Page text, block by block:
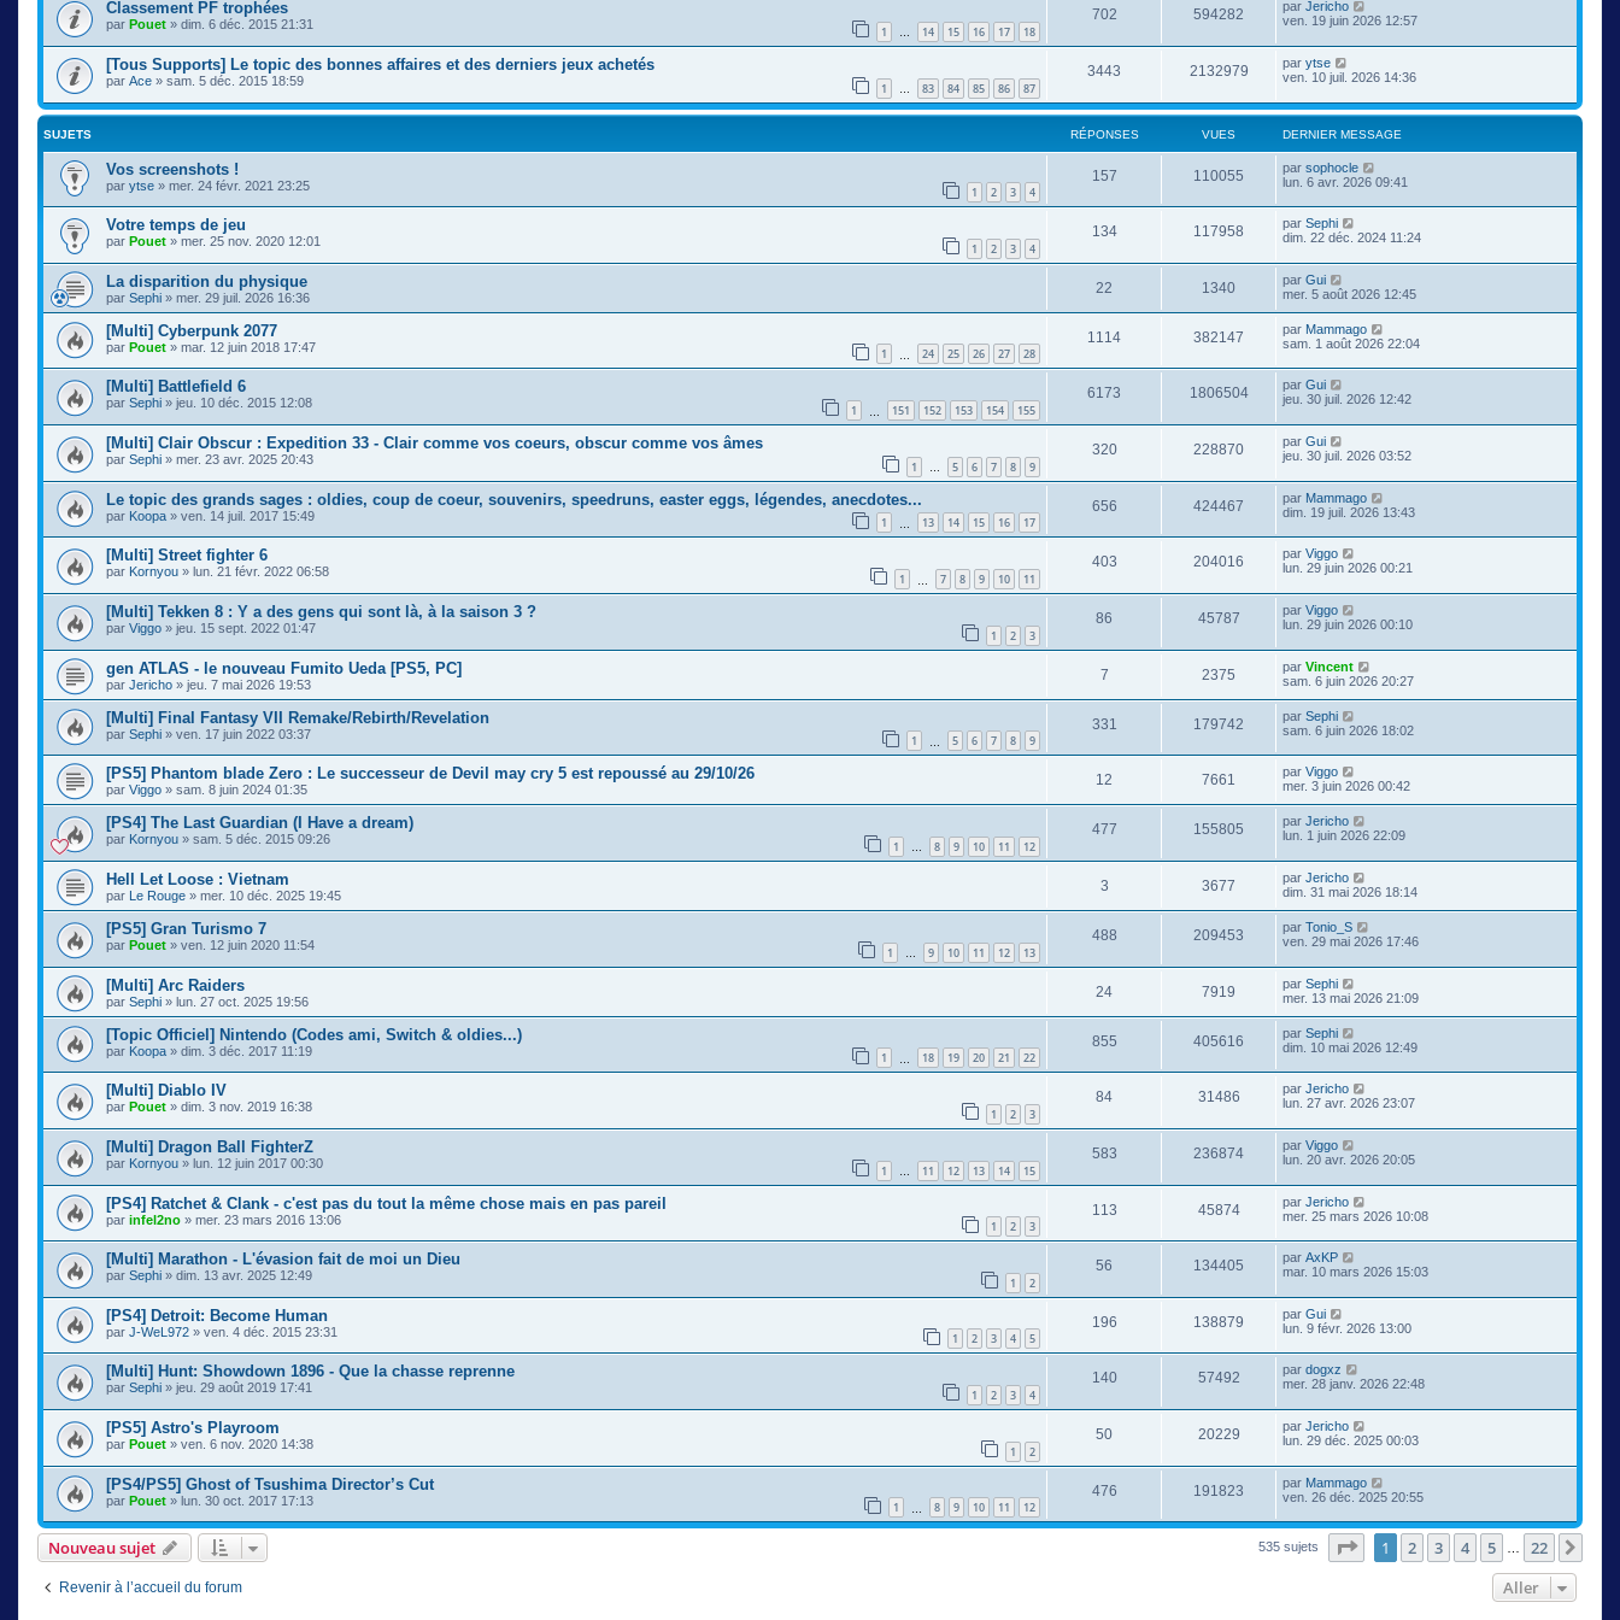
Classement PF trophées
par Pouet » dim. 6 déc. 2015 21:31 1 … 14 15 16 17 18
702 594282 par Jericho
ven. 19 juin 2026 12:57
[Tous Supports] Le topic des bonnes affaires et des derniers jeux achetés
par Ace » sam. 5 déc. 2015 18:59 1 … 83 84 85 86 87
3443 2132979 par ytse
ven. 10 juil. 2026 14:36
SUJETS RÉPONSES VUES DERNIER MESSAGE
Vos screenshots !
par ytse » mer. 24 févr. 2021 23:25 1 2 3 4
157 110055 par sophocle
lun. 6 avr. 2026 09:41
Votre temps de jeu
par Pouet » mer. 25 nov. 2020 12:01 1 2 3 4
134 117958 par Sephi
dim. 22 déc. 2024 11:24
La disparition du physique
par Sephi » mer. 29 juil. 2026 16:36
22 1340 par Gui
mer. 5 août 2026 12:45
[Multi] Cyberpunk 2077
par Pouet » mar. 12 juin 2018 17:47 1 24 25 26 27 28
1114 382147 par Mammago
sam. 1 août 2026 22:04
[Multi] Battlefield 6
par Sephi » jeu. 10 déc. 2015 12:08 1 151 152 153 154 155
6173 1806504 par Gui
jeu. 30 juil. 2026 12:42
[Multi] Clair Obscur : Expedition 33 - Clair comme vos coeurs, obscur comme vos âmes
par Sephi » mer. 23 avr. 2025 20:43 1 … 5 6 7 8 9
320 228870 par Gui
jeu. 30 juil. 2026 03:52
Le topic des grands sages : oldies, coup de coeur, souvenirs, speedruns, easter eggs, légendes, anecdotes...
par Koopa » ven. 14 juil. 2017 15:49 1 13 14 15 16 17
656 424467 par Mammago
dim. 19 juil. 2026 13:43
[Multi] Street fighter 6
par Kornyou » lun. 21 févr. 2022 06:58 1 7 8 9 10 11
403 204016 par Viggo
lun. 29 juin 2026 00:21
[Multi] Tekken 8 : Y a des gens qui sont là, à la saison 3 ?
par Viggo » jeu. 15 sept. 2022 01:47 1 2 3
86 45787 par Viggo
lun. 29 juin 2026 00:10
gen ATLAS - le nouveau Fumito Ueda [PS5, PC]
par Jericho » jeu. 7 mai 2026 19:53
7 2375 par Vincent
sam. 6 juin 2026 20:27
[Multi] Final Fantasy VII Remake/Rebirth/Revelation
par Sephi » ven. 17 juin 2022 03:37 1 5 6 7 8 9
331 179742 par Sephi
sam. 6 juin 2026 18:02
[PS5] Phantom blade Zero : Le successeur de Devil may cry 5 est repoussé au 29/10/26
par Viggo » sam. 8 juin 2024 01:35
12 7661 par Viggo
mer. 3 juin 2026 00:42
[PS4] The Last Guardian (I Have a dream)
par Kornyou » sam. 5 déc. 2015 09:26 1 … 8 9 10 11 12
477 155805 par Jericho
lun. 1 juin 2026 22:09
Hell Let Loose : Vietnam
par Le Rouge » mer. 10 déc. 2025 19:45
3 3677 par Jericho
dim. 31 mai 2026 18:14
[PS5] Gran Turismo 7
par Pouet » ven. 12 juin 2020 11:54 1 … 9 10 11 12 13
488 209453 par Tonio_S
ven. 29 mai 2026 17:46
[Multi] Arc Raiders
par Sephi » lun. 27 oct. 2025 19:56
24 7919 par Sephi
mer. 13 mai 2026 21:09
[Topic Officiel] Nintendo (Codes ami, Switch & oldies...)
par Koopa » dim. 3 déc. 2017 11:19 1 18 19 20 21 22
855 405616 par Sephi
dim. 10 mai 2026 12:49
[Multi] Diablo IV
par Pouet » dim. 3 nov. 2019 16:38 1 2 3
84 31486 par Jericho
lun. 27 avr. 2026 23:07
[Multi] Dragon Ball FighterZ
par Kornyou » lun. 12 juin 2017 00:30 1 11 12 13 14 15
583 236874 par Viggo
lun. 20 avr. 2026 20:05
[PS4] Ratchet & Clank - c'est pas du tout la même chose mais en pas pareil
par infel2no » mer. 23 mars 2016 13:06 1 2 3
113 45874 par Jericho
mer. 25 mars 2026 10:08
[Multi] Marathon - L'évasion fait de moi un Dieu
par Sephi » dim. 13 avr. 2025 12:49 1 2
56 134405 par AxKP
mar. 10 mars 2026 15:03
[PS4] Detroit: Become Human
par J-WeL972 » ven. 4 déc. 2015 23:31 1 2 3 4 5
196 138879 par Gui
lun. 9 févr. 2026 13:00
[Multi] Hunt: Showdown 1896 - Que la chasse reprenne
par Sephi » jeu. 29 août 2019 17:41 1 2 3 4
140 57492 par dogxz
mer. 28 janv. 2026 22:48
[PS5] Astro's Playroom
par Pouet » ven. 6 nov. 2020 14:38 1 2
50 20229 par Jericho
lun. 29 déc. 2025 00:03
[PS4/PS5] Ghost of Tsushima Director’s Cut
par Pouet » lun. 30 oct. 2017 17:13 1 8 9 10 11 12
476 191823 par Mammago
ven. 26 déc. 2025 20:55
Nouveau sujet 535 sujets Page sur22
1 2 3 4 5 22
Revenir à l’accueil du forum Aller